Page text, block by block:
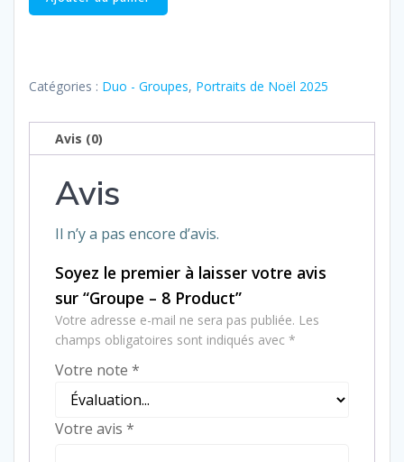
de
8
Catégories : Duo - Groupes, Portraits de Noël 2025
Avis (0)
Avis
Il n’y a pas encore d’avis.
Soyez le premier à laisser votre avis
sur “Groupe – 8 Product”
Votre adresse e-mail ne sera pas publiée. Les
champs obligatoires sont indiqués avec *
Votre note *
Votre avis *